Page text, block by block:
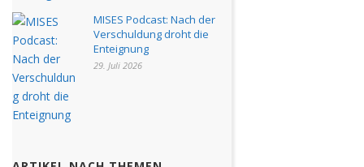
MISES Podcast: Nach der
Verschuldung droht die
Enteignung
29. Juli 2026